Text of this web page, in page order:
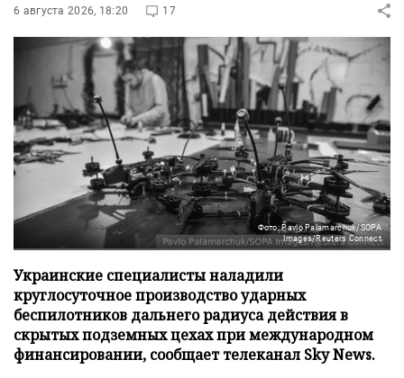
6 августа 2026, 18:20 17
Фото: Pavlo Palamarchuk/SOPA
Images/Reuters Connect
Украинские специалисты наладили
круглосуточное производство ударных
беспилотников дальнего радиуса действия в
скрытых подземных цехах при международном
финансировании, сообщает телеканал Sky News.